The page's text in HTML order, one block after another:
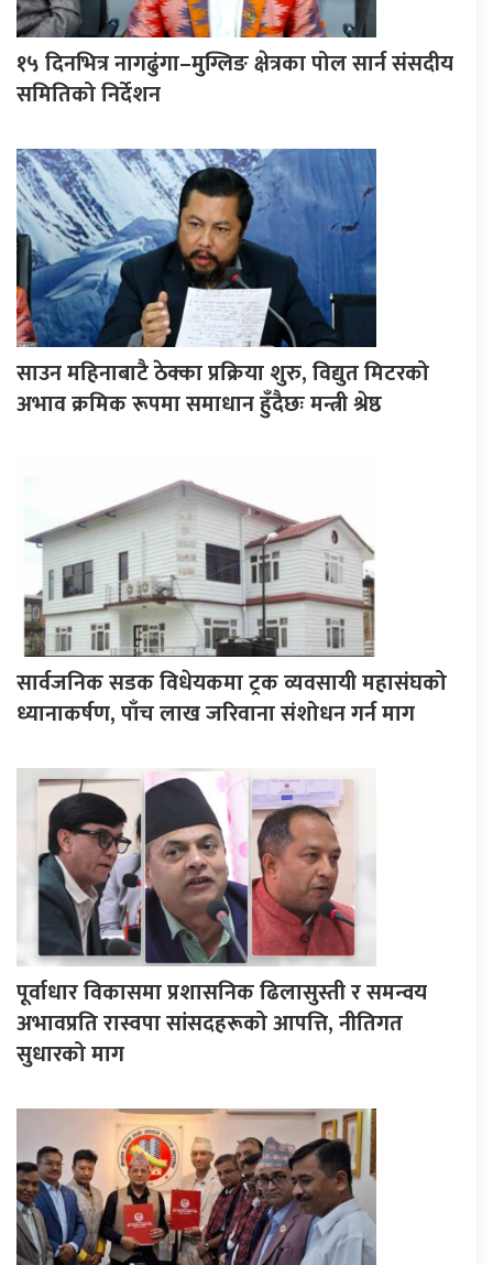
१५ दिनभित्र नागढुंगा–मुग्लिङ क्षेत्रका पोल सार्न संसदीय
समितिको निर्देशन
साउन महिनाबाटै ठेक्का प्रक्रिया शुरु, विद्युत मिटरको
अभाव क्रमिक रूपमा समाधान हुँदैछः मन्त्री श्रेष्ठ
सार्वजनिक सडक विधेयकमा ट्रक व्यवसायी महासंघको
ध्यानाकर्षण, पाँच लाख जरिवाना संशोधन गर्न माग
पूर्वाधार विकासमा प्रशासनिक ढिलासुस्ती र समन्वय
अभावप्रति रास्वपा सांसदहरूको आपत्ति, नीतिगत
सुधारको माग